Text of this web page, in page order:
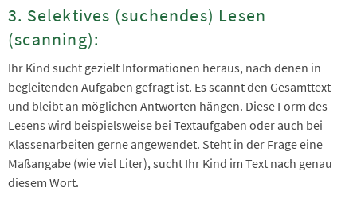
3. Selektives (suchendes) Lesen
(scanning):
Ihr Kind sucht gezielt Informationen heraus, nach denen in
begleitenden Aufgaben gefragt ist. Es scannt den Gesamttext
und bleibt an möglichen Antworten hängen. Diese Form des
Lesens wird beispielsweise bei Textaufgaben oder auch bei
Klassenarbeiten gerne angewendet. Steht in der Frage eine
Maßangabe (wie viel Liter), sucht Ihr Kind im Text nach genau
diesem Wort.